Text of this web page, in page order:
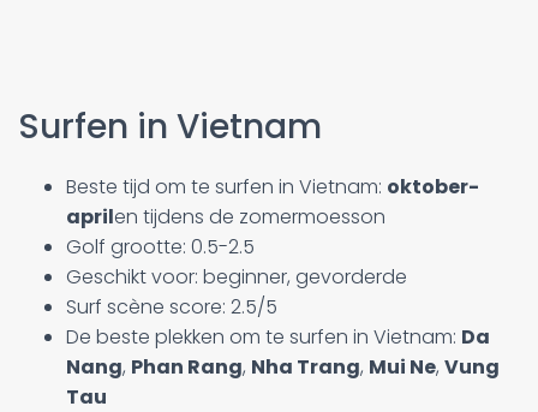
Surfen in Vietnam
Beste tijd om te surfen in Vietnam: oktober-
aprilen tijdens de zomermoesson
Golf grootte: 0.5-2.5
Geschikt voor: beginner, gevorderde
Surf scène score: 2.5/5
De beste plekken om te surfen in Vietnam: Da
Nang, Phan Rang, Nha Trang, Mui Ne, Vung
Tau